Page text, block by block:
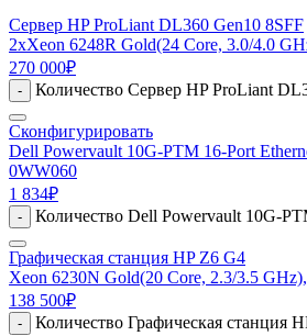
Сервер HP ProLiant DL360 Gen10 8SFF
2xXeon 6248R Gold(24 Core, 3.0/4.0
270 000₽
- Количество Сервер HP ProLiant
Сконфигурировать
Dell Powervault 10G-PTM 16-Port
0WW060
1 834₽
- Количество Dell Powervault 10G-
Графическая станция HP Z6 G4
Xeon 6230N Gold(20 Core, 2.3/3.5
138 500₽
- Количество Графическая станция